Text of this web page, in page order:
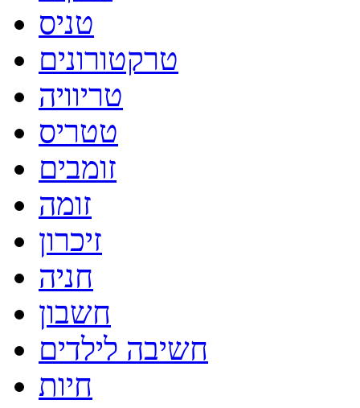
טניס
טרקטורונים
טריוויה
טטריס
זומבים
זומה
זיכרון
חניה
חשבון
חשיבה לילדים
חיות